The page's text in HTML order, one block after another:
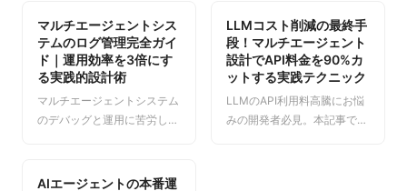
マルチエージェントシス
テムのログ管理完全ガイ
ド｜運用効率を3倍にす
る実践的設計術
マルチエージェントシステム
のデバッグと運用に苦労して
クボックス」化を防ぎ、問題
LLMコスト削減の最終手
段！マルチエージェント
設計でAPI料金を90%カ
ットする実践テクニック
LLMのAPI利用料高騰にお悩
みの開発者必見。本記事で
AIエージェントの本番運